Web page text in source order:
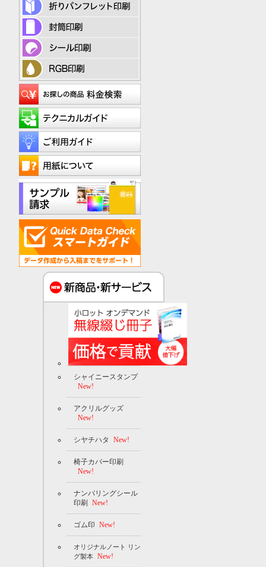
シャイニースタンプ
New!
アクリルグッズ
New!
シヤチハタ New!
椅子カバー印刷
New!
ナンバリングシール
印刷
New!
ゴム印 New!
オリジナルノート リン
グ製本 New!